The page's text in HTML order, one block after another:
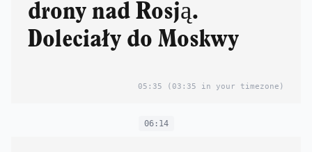
drony nad Rosją.
Doleciały do Moskwy
05:35 (03:35 in your timezone)
06:14